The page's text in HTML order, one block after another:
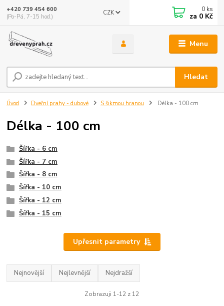
Menu
CZK
Hledat
+420 739 454 600
(Po-Pá, 7-15 hod.)
0 ks
za 0 Kč
Úvod Dveřní prahy - dubové S šikmou hranou Délka - 100 cm
Délka - 100 cm
Šířka - 6 cm
Šířka - 7 cm
Šířka - 8 cm
Šířka - 10 cm
Šířka - 12 cm
Šířka - 15 cm
Upřesnit parametry
Nejnovější Nejlevnější Nejdražší
Zobrazuji 1-12 z 12